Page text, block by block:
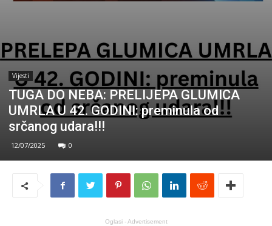
Vijesti
TUGA DO NEBA: PRELIJEPA GLUMICA
UMRLA U 42. GODINI: preminula od
srčanog udara!!!
12/07/2025 0
Oglasi - Advertisement